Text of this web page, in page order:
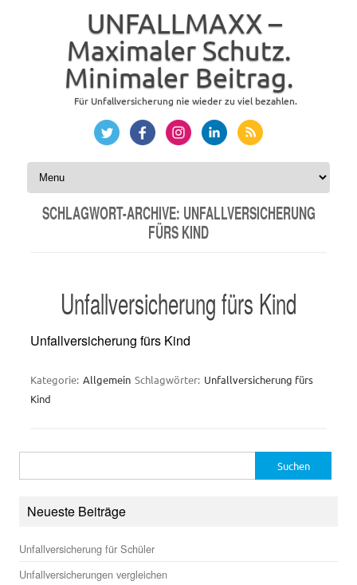
UNFALLMAXX –
Maximaler Schutz.
Minimaler Beitrag.
Für Unfallversicherung nie wieder zu viel bezahlen.
Zum Inhalt springen
SCHLAGWORT-ARCHIVE: UNFALLVERSICHERUNG
FÜRS KIND
Unfallversicherung fürs Kind
Unfallversicherung fürs Kind
Kategorie: Allgemein Schlagwörter: Unfallversicherung fürs
Kind
nach:
Neueste Beiträge
Unfallversicherung für Schüler
Unfallversicherungen vergleichen